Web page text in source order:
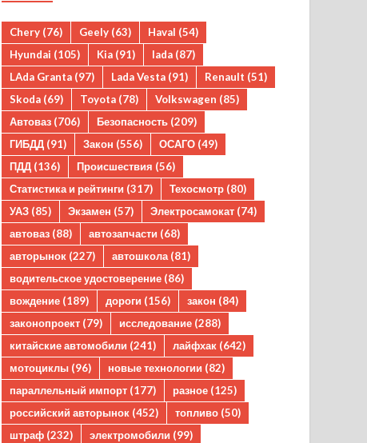
Chery (76) Geely (63) Haval (54)
Hyundai (105) Kia (91) lada (87)
LAda Granta (97) Lada Vesta (91) Renault (51)
Skoda (69) Toyota (78) Volkswagen (85)
Автоваз (706) Безопасность (209)
ГИБДД (91) Закон (556) ОСАГО (49)
ПДД (136) Происшествия (56)
Статистика и рейтинги (317) Техосмотр (80)
УАЗ (85) Экзамен (57) Электросамокат (74)
автоваз (88) автозапчасти (68)
авторынок (227) автошкола (81)
водительское удостоверение (86)
вождение (189) дороги (156) закон (84)
законопроект (79) исследование (288)
китайские автомобили (241) лайфхак (642)
мотоциклы (96) новые технологии (82)
параллельный импорт (177) разное (125)
российский авторынок (452) топливо (50)
штраф (232) электромобили (99)